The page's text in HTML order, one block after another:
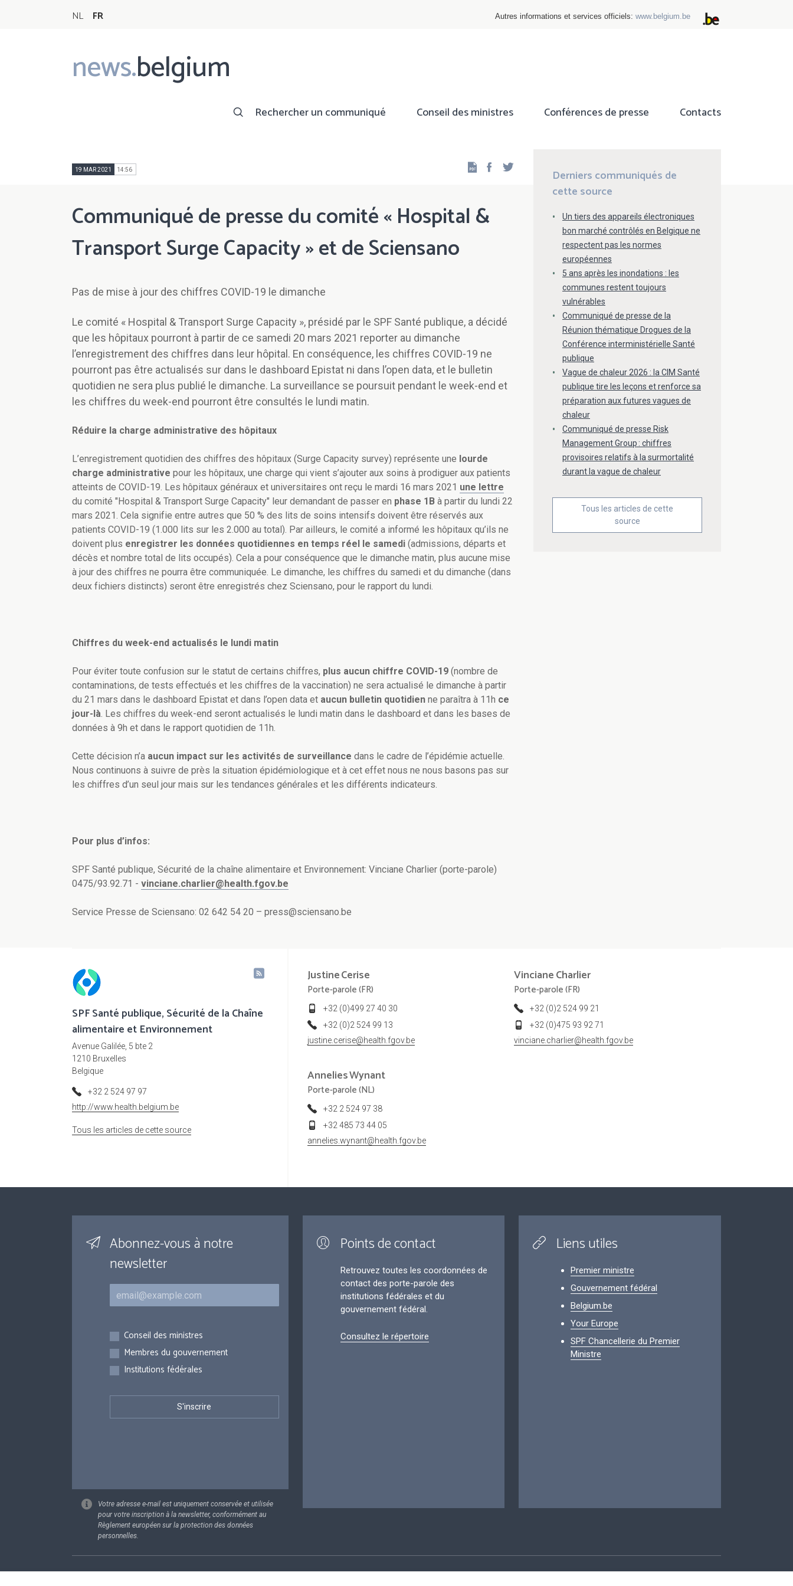
NL FR Autres informations et services officiels: www.belgium.be
news.belgium
Main
navigation
Rechercher un communiqué Conseil des ministres Conférences de presse Contacts
19 MAR 2021 14:56 Facebook
Communiqué de presse du comité « Hospital &
Transport Surge Capacity » et de Sciensano
Pas de mise à jour des chiffres COVID-19 le dimanche
Le comité « Hospital & Transport Surge Capacity », présidé par le SPF Santé publique, a décidé
que les hôpitaux pourront à partir de ce samedi 20 mars 2021 reporter au dimanche
l’enregistrement des chiffres dans leur hôpital. En conséquence, les chiffres COVID-19 ne
pourront pas être actualisés sur dans le dashboard Epistat ni dans l’open data, et le bulletin
quotidien ne sera plus publié le dimanche. La surveillance se poursuit pendant le week-end et
les chiffres du week-end pourront être consultés le lundi matin.
Réduire la charge administrative des hôpitaux
L’enregistrement quotidien des chiffres des hôpitaux (Surge Capacity survey) représente une lourde
charge administrative pour les hôpitaux, une charge qui vient s’ajouter aux soins à prodiguer aux patients
atteints de COVID-19. Les hôpitaux généraux et universitaires ont reçu le mardi 16 mars 2021 une lettre
du comité "Hospital & Transport Surge Capacity" leur demandant de passer en phase 1B à partir du lundi 22
mars 2021. Cela signifie entre autres que 50 % des lits de soins intensifs doivent être réservés aux
patients COVID-19 (1.000 lits sur les 2.000 au total). Par ailleurs, le comité a informé les hôpitaux qu’ils ne
doivent plus enregistrer les données quotidiennes en temps réel le samedi (admissions, départs et
décès et nombre total de lits occupés). Cela a pour conséquence que le dimanche matin, plus aucune mise
à jour des chiffres ne pourra être communiquée. Le dimanche, les chiffres du samedi et du dimanche (dans
deux fichiers distincts) seront être enregistrés chez Sciensano, pour le rapport du lundi.
Chiffres du week-end actualisés le lundi matin
Pour éviter toute confusion sur le statut de certains chiffres, plus aucun chiffre COVID-19 (nombre de
contaminations, de tests effectués et les chiffres de la vaccination) ne sera actualisé le dimanche à partir
du 21 mars dans le dashboard Epistat et dans l’open data et aucun bulletin quotidien ne paraîtra à 11h ce
jour-là. Les chiffres du week-end seront actualisés le lundi matin dans le dashboard et dans les bases de
données à 9h et dans le rapport quotidien de 11h.
Cette décision n’a aucun impact sur les activités de surveillance dans le cadre de l’épidémie actuelle.
Nous continuons à suivre de près la situation épidémiologique et à cet effet nous ne nous basons pas sur
les chiffres d’un seul jour mais sur les tendances générales et les différents indicateurs.
Pour plus d’infos:
SPF Santé publique, Sécurité de la chaîne alimentaire et Environnement: Vinciane Charlier (porte-parole)
0475/93.92.71 - vinciane.charlier@health.fgov.be
Service Presse de Sciensano: 02 642 54 20 – press@sciensano.be
Derniers communiqués de
cette source
Un tiers des appareils électroniques
bon marché contrôlés en Belgique ne
respectent pas les normes
européennes
5 ans après les inondations : les
communes restent toujours
vulnérables
Communiqué de presse de la
Réunion thématique Drogues de la
Conférence interministérielle Santé
publique
Vague de chaleur 2026 : la CIM Santé
publique tire les leçons et renforce sa
préparation aux futures vagues de
chaleur
Communiqué de presse Risk
Management Group : chiffres
provisoires relatifs à la surmortalité
durant la vague de chaleur
Tous les articles de cette
source
SPF Santé publique, Sécurité de la Chaîne
alimentaire et Environnement
Avenue Galilée, 5 bte 2
1210 Bruxelles
Belgique
+32 2 524 97 97
http://www.health.belgium.be
Tous les articles de cette source
JustineCerise
Porte-parole (FR)
+32 (0)499 27 40 30
+32 (0)2 524 99 13
justine.cerise@health.fgov.be
VincianeCharlier
Porte-parole (FR)
+32 (0)2 524 99 21
+32 (0)475 93 92 71
vinciane.charlier@health.fgov.be
AnneliesWynant
Porte-parole (NL)
+32 2 524 97 38
+32 485 73 44 05
annelies.wynant@health.fgov.be
Abonnez-vous à notre
newsletter
Courriel
Inscriptions
Conseil des ministres
Membres du gouvernement
Institutions fédérales
Votre adresse e-mail est uniquement conservée et utilisée
pour votre inscription à la newsletter, conformément au
Règlement européen sur la protection des données
personnelles.
Points de contact
Retrouvez toutes les coordonnées de
contact des porte-parole des
institutions fédérales et du
gouvernement fédéral.
Consultez le répertoire
Liens utiles
Premier ministre
Gouvernement fédéral
Belgium.be
Your Europe
SPF Chancellerie du Premier
Ministre